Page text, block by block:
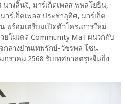
นางลิ้นจี่, มาร์เก็ตเพลส พหลโยธิน,
าร์เก็ตเพลส ประชาอุทิศ, มาร์เก็ต
พร้อมเตรียมเปิดตัวโครงการใหม่
ยโมเดล Community Mall ผนวกกับ
กลางย่านเทพรักษ์-วัชรพล โซน
กราคม 2568 รับเทศกาลตรุษจีนยิ่ง